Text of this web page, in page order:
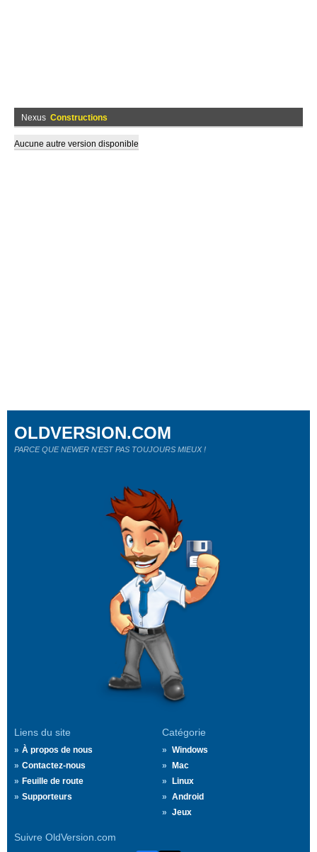
Nexus Constructions
Aucune autre version disponible
Liens du site
À propos de nous
Contactez-nous
Feuille de route
Supporteurs
Catégorie
Windows
Mac
Linux
Android
Jeux
Suivre OldVersion.com
OLDVERSION.COM
PARCE QUE NEWER N'EST PAS TOUJOURS MIEUX !